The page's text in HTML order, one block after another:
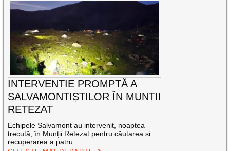
INTERVENȚIE PROMPTĂ A
SALVAMONTIȘTILOR ÎN MUNȚII
RETEZAT
Echipele Salvamont au intervenit, noaptea
trecută, în Munții Retezat pentru căutarea și
recuperarea a patru